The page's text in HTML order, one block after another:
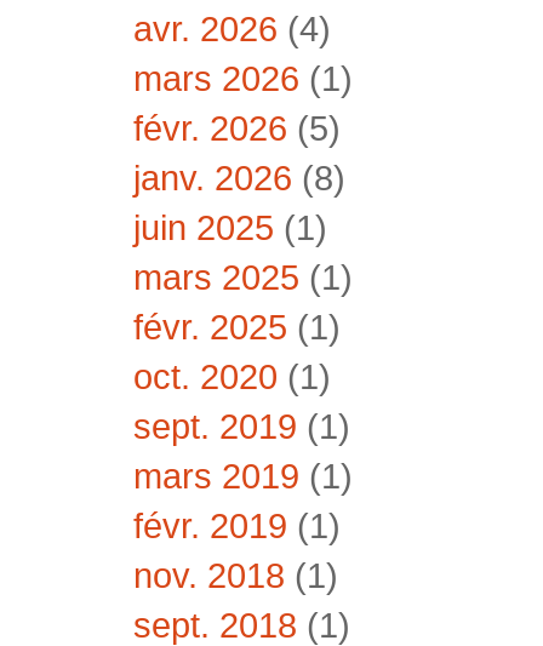
avr. 2026 (4)
mars 2026 (1)
févr. 2026 (5)
janv. 2026 (8)
juin 2025 (1)
mars 2025 (1)
févr. 2025 (1)
oct. 2020 (1)
sept. 2019 (1)
mars 2019 (1)
févr. 2019 (1)
nov. 2018 (1)
sept. 2018 (1)